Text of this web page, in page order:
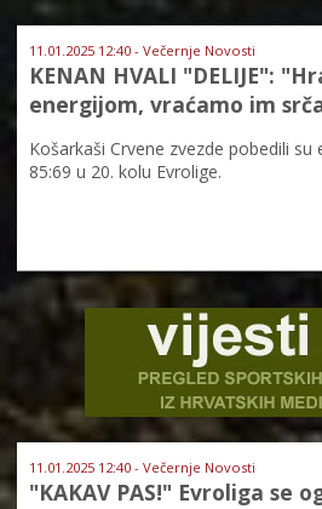
11.01.2025 12:40 - Večernje Novosti
KENAN HVALI "DELIJE":
energijom, vraćamo im
Košarkaši Crvene zvezde pobedili
85:69 u 20. kolu Evrolige.
11.01.2025 12:40 - Večernje Novosti
"KAKAV PAS!" Evroliga se